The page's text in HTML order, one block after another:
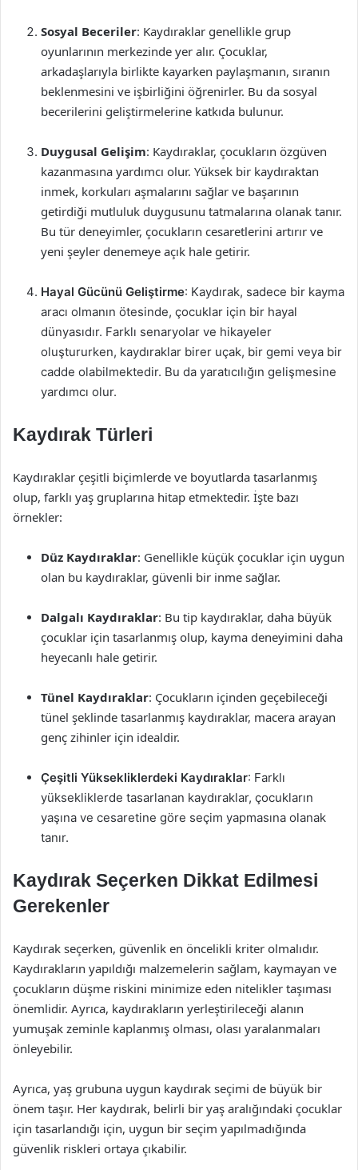
Sosyal Beceriler: Kaydıraklar genellikle grup
oyunlarının merkezinde yer alır. Çocuklar,
arkadaşlarıyla birlikte kayarken paylaşmanın, sıranın
beklenmesini ve işbirliğini öğrenirler. Bu da sosyal
becerilerini geliştirmelerine katkıda bulunur.
Duygusal Gelişim: Kaydıraklar, çocukların özgüven
kazanmasına yardımcı olur. Yüksek bir kaydıraktan
inmek, korkuları aşmalarını sağlar ve başarının
getirdiği mutluluk duygusunu tatmalarına olanak tanır.
Bu tür deneyimler, çocukların cesaretlerini artırır ve
yeni şeyler denemeye açık hale getirir.
Hayal Gücünü Geliştirme: Kaydırak, sadece bir kayma
aracı olmanın ötesinde, çocuklar için bir hayal
dünyasıdır. Farklı senaryolar ve hikayeler
oluştururken, kaydıraklar birer uçak, bir gemi veya bir
cadde olabilmektedir. Bu da yaratıcılığın gelişmesine
yardımcı olur.
Kaydırak Türleri
Kaydıraklar çeşitli biçimlerde ve boyutlarda tasarlanmış
olup, farklı yaş gruplarına hitap etmektedir. İşte bazı
örnekler:
Düz Kaydıraklar: Genellikle küçük çocuklar için uygun
olan bu kaydıraklar, güvenli bir inme sağlar.
Dalgalı Kaydıraklar: Bu tip kaydıraklar, daha büyük
çocuklar için tasarlanmış olup, kayma deneyimini daha
heyecanlı hale getirir.
Tünel Kaydıraklar: Çocukların içinden geçebileceği
tünel şeklinde tasarlanmış kaydıraklar, macera arayan
genç zihinler için idealdir.
Çeşitli Yüksekliklerdeki Kaydıraklar: Farklı
yüksekliklerde tasarlanan kaydıraklar, çocukların
yaşına ve cesaretine göre seçim yapmasına olanak
tanır.
Kaydırak Seçerken Dikkat Edilmesi
Gerekenler
Kaydırak seçerken, güvenlik en öncelikli kriter olmalıdır.
Kaydırakların yapıldığı malzemelerin sağlam, kaymayan ve
çocukların düşme riskini minimize eden nitelikler taşıması
önemlidir. Ayrıca, kaydırakların yerleştirileceği alanın
yumuşak zeminle kaplanmış olması, olası yaralanmaları
önleyebilir.
Ayrıca, yaş grubuna uygun kaydırak seçimi de büyük bir
önem taşır. Her kaydırak, belirli bir yaş aralığındaki çocuklar
için tasarlandığı için, uygun bir seçim yapılmadığında
güvenlik riskleri ortaya çıkabilir.